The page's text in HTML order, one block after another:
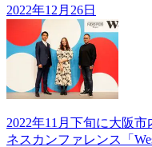
2022年12月26日
2022年11月下旬に大阪
ネスカンファレンス「